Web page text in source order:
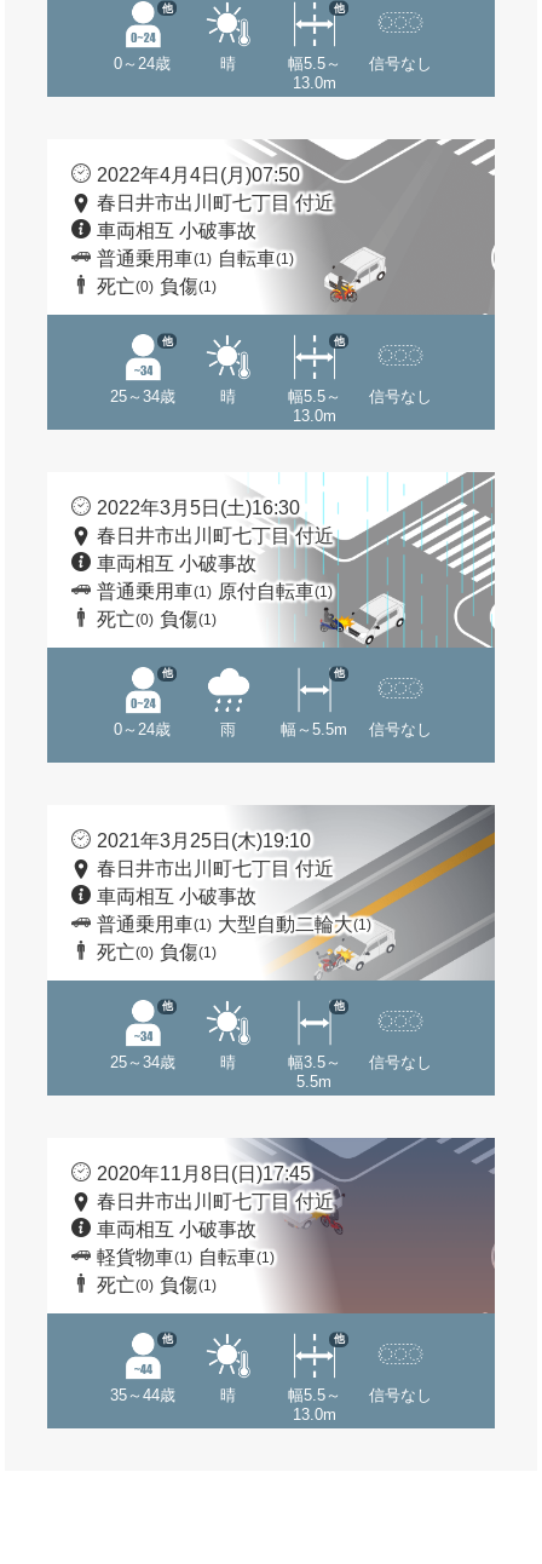
0～24歳
他
晴
幅5.5～
13.0m
他
信号なし
2022年4月4日(月)07:50
春日井市出川町七丁目 付近
車両相互 小破事故
普通乗用車(1) 自転車(1)
死亡(0) 負傷(1)
25～34歳
他
晴
幅5.5～
13.0m
他
信号なし
2022年3月5日(土)16:30
春日井市出川町七丁目 付近
車両相互 小破事故
普通乗用車(1) 原付自転車(1)
死亡(0) 負傷(1)
0～24歳
他
雨 幅～5.5m
他
信号なし
2021年3月25日(木)19:10
春日井市出川町七丁目 付近
車両相互 小破事故
普通乗用車(1) 大型自動二輪大(1)
死亡(0) 負傷(1)
25～34歳
他
晴
幅3.5～
5.5m
他
信号なし
2020年11月8日(日)17:45
春日井市出川町七丁目 付近
車両相互 小破事故
軽貨物車(1) 自転車(1)
死亡(0) 負傷(1)
35～44歳
他
晴
幅5.5～
13.0m
他
信号なし